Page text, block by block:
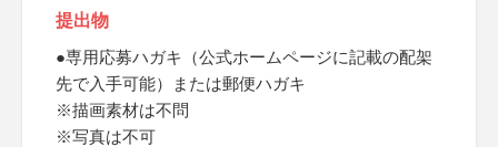
提出物
●専用応募ハガキ（公式ホームページに記載の配架
先で入手可能）または郵便ハガキ
※描画素材は不問
※写真は不可